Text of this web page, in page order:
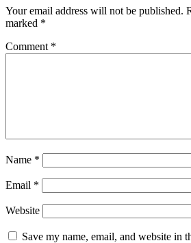
Your email address will not be published.
marked *
Comment *
Name *
Email *
Website
Save my name, email, and website in